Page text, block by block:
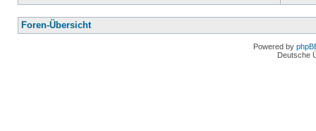
Foren-Übersicht
Powered by
Deutsche